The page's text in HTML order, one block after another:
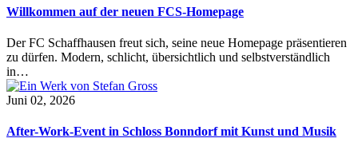
Willkommen auf der neuen FCS-Homepage
Der FC Schaffhausen freut sich, seine neue Homepage präsentieren
zu dürfen. Modern, schlicht, übersichtlich und selbstverständlich
in…
Juni 02, 2026
After-Work-Event in Schloss Bonndorf mit Kunst und Musik